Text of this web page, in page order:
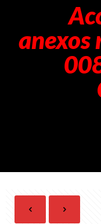
anexos